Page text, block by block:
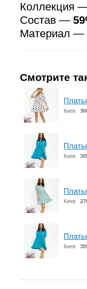
Коллекция
Состав —
Материал —
Смотрите
Киев
Киев
Киев
Киев